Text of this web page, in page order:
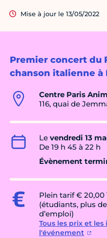
Premier concert du
chanson italienne à
Centre Paris
116, quai de
Le vendredi 13
De 19 h 45 à 22 h
Évènement
Plein tarif € 20,00
(étudiants, plus
d’emploi)
Tous les prix et
l'événement
Mise à jour le 13/05/2022